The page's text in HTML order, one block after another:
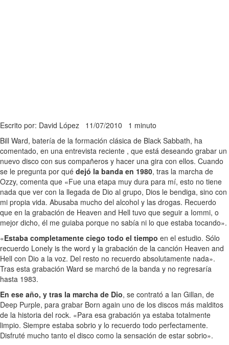
Escrito por: David López 11/07/2010 1 minuto
Bill Ward, batería de la formación clásica de Black Sabbath, ha
comentado, en una entrevista reciente , que está deseando grabar un
nuevo disco con sus compañeros y hacer una gira con ellos. Cuando
se le pregunta por qué dejó la banda en 1980, tras la marcha de
Ozzy, comenta que «Fue una etapa muy dura para mí, esto no tiene
nada que ver con la llegada de Dio al grupo, Dios le bendiga, sino con
mi propia vida. Abusaba mucho del alcohol y las drogas. Recuerdo
que en la grabación de Heaven and Hell tuvo que seguir a Iommi, o
mejor dicho, él me guiaba porque no sabía ni lo que estaba tocando».
«Estaba completamente ciego todo el tiempo en el estudio. Sólo
recuerdo Lonely is the word y la grabación de la canción Heaven and
Hell con Dio a la voz. Del resto no recuerdo absolutamente nada».
Tras esta grabación Ward se marchó de la banda y no regresaría
hasta 1983.
En ese año, y tras la marcha de Dio, se contrató a Ian Gillan, de
Deep Purple, para grabar Born again uno de los discos más malditos
de la historia del rock. «Para esa grabación ya estaba totalmente
limpio. Siempre estaba sobrio y lo recuerdo todo perfectamente.
Disfruté mucho tanto el disco como la sensación de estar sobrio».